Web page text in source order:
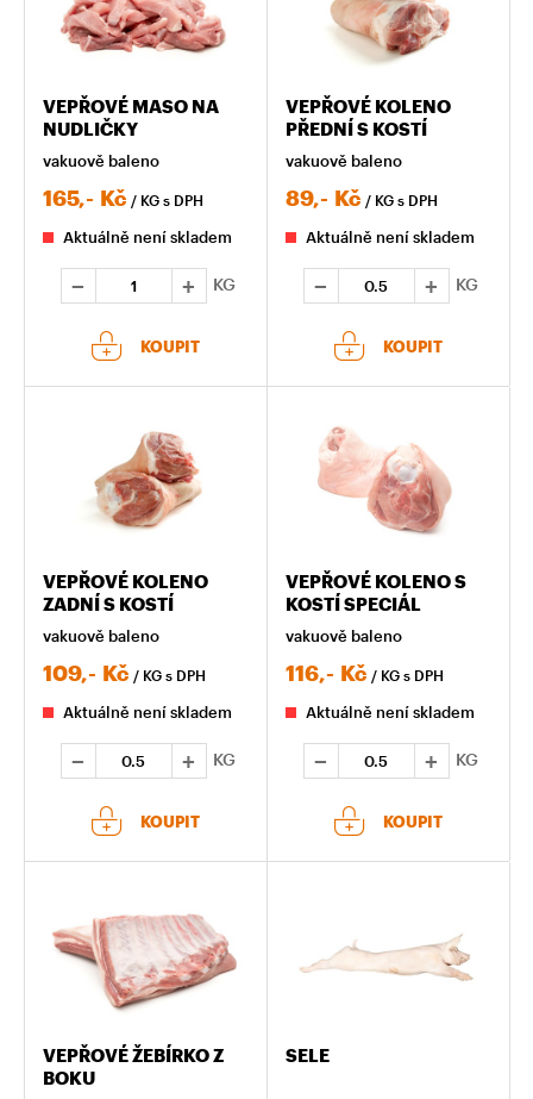
VEPŘOVÉ MASO NA
NUDLIČKY
vakuově baleno
165,- Kč / KG s DPH
Aktuálně není skladem
KG
KOUPIT
VEPŘOVÉ KOLENO
PŘEDNÍ S KOSTÍ
vakuově baleno
89,- Kč / KG s DPH
Aktuálně není skladem
KG
KOUPIT
VEPŘOVÉ KOLENO
ZADNÍ S KOSTÍ
vakuově baleno
109,- Kč / KG s DPH
Aktuálně není skladem
KG
KOUPIT
VEPŘOVÉ KOLENO S
KOSTÍ SPECIÁL
vakuově baleno
116,- Kč / KG s DPH
Aktuálně není skladem
KG
KOUPIT
VEPŘOVÉ ŽEBÍRKO Z
BOKU
SELE